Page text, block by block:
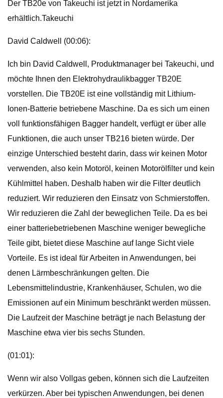
Der TB20e von Takeuchi ist jetzt in Nordamerika
erhältlich.Takeuchi
David Caldwell (00:06):
Ich bin David Caldwell, Produktmanager bei Takeuchi, und
möchte Ihnen den Elektrohydraulikbagger TB20E
vorstellen. Die TB20E ist eine vollständig mit Lithium-
Ionen-Batterie betriebene Maschine. Da es sich um einen
voll funktionsfähigen Bagger handelt, verfügt er über alle
Funktionen, die auch unser TB216 bieten würde. Der
einzige Unterschied besteht darin, dass wir keinen Motor
verwenden, also kein Motoröl, keinen Motorölfilter und kein
Kühlmittel haben. Deshalb haben wir die Filter deutlich
reduziert. Wir reduzieren den Einsatz von Schmierstoffen.
Wir reduzieren die Zahl der beweglichen Teile. Da es bei
einer batteriebetriebenen Maschine weniger bewegliche
Teile gibt, bietet diese Maschine auf lange Sicht viele
Vorteile. Es ist ideal für Arbeiten in Anwendungen, bei
denen Lärmbeschränkungen gelten. Die
Lebensmittelindustrie, Krankenhäuser, Schulen, wo die
Emissionen auf ein Minimum beschränkt werden müssen.
Die Laufzeit der Maschine beträgt je nach Belastung der
Maschine etwa vier bis sechs Stunden.
(01:01):
Wenn wir also Vollgas geben, können sich die Laufzeiten
verkürzen. Aber bei typischen Anwendungen, bei denen